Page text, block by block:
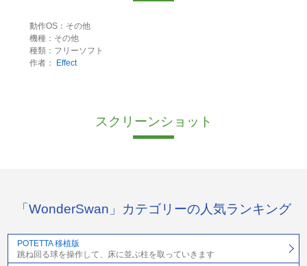
動作OS：その他
機種：その他
種類：フリーソフト
作者：
Effect
スクリーンショット
「WonderSwan」カテゴリーの人気ランキング
POTETTA 移植版
跳ね回る球を操作して、床に並ぶ柱を取っていきます